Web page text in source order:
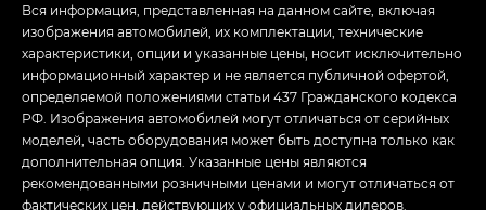
Вся информация, представленная на данном сайте, включая
изображения автомобилей, их комплектации, технические
характеристики, опции и указанные цены, носит исключительно
информационный характер и не является публичной офертой,
определяемой положениями статьи 437 Гражданского кодекса
РФ. Изображения автомобилей могут отличаться от серийных
моделей, часть оборудования может быть доступна только как
дополнительная опция. Указанные цены являются
рекомендованными розничными ценами и могут отличаться от
фактических цен, действующих у официальных дилеров.